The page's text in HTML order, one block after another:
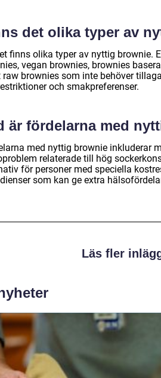
det olika typer av
finns olika typer av nyttig brownie.
vegan brownies, brownies
raw brownies som inte behöver
och smakpreferenser.
är fördelarna med
med nyttig brownie inkluderar
relaterade till hög
för personer med speciella
som kan ge extra
Läs fler